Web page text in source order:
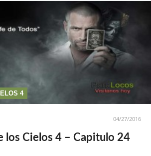
4
04/27/2016
los Cielos 4 – Capitulo 24